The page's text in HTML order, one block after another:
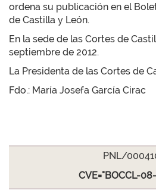
ordena su publicación en el
de Castilla y León.
En la sede de las Cortes de
septiembre de 2012.
La Presidenta de las Cortes de
Fdo.: María Josefa García Cirac
PNL/
CVE="BOCCL-